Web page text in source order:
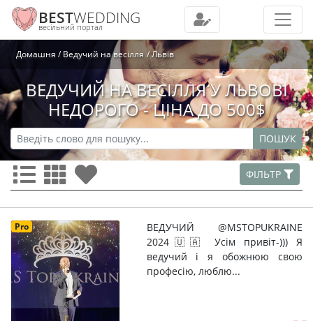
BESTWEDDING
весільний портал
Домашня Ведучий на весілля Львів
ВЕДУЧИЙ НА ВЕСІЛЛЯ У ЛЬВОВІ
НЕДОРОГО - ЦІНА ДО 500$
ПОШУК
ФІЛЬТР
Pro
ВЕДУЧИЙ @MSTOPUKRAINE
2024🇺🇦 Усім привіт-))) Я
ведучий і я обожнюю свою
професію, люблю...